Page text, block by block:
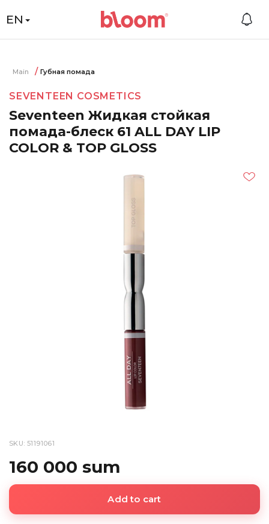
EN
Main Губная помада
SEVENTEEN COSMETICS
Seventeen Жидкая стойкая
помада-блеск 61 ALL DAY LIP
COLOR & TOP GLOSS
SKU: 51191061
160 000 sum
Add to cart